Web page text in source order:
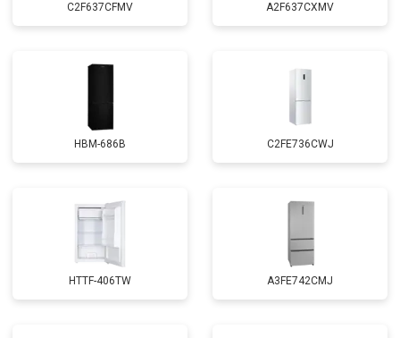
C2F637CFMV A2F637CXMV
HBM-686B C2FE736CWJ
HTTF-406TW A3FE742CMJ